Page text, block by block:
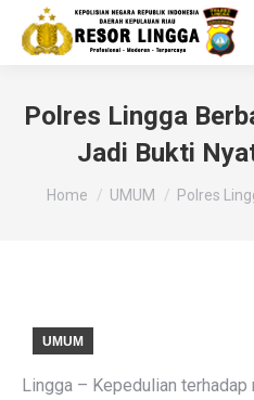
‎‎Polres Lingga
Jadi Bukti
You are here:
Home UMUM ‎‎Polres
UMUM
Lingga – Kepedulian terhadap